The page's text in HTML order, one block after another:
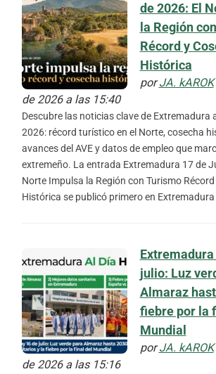
de 2026: El
la Región
Récord y
Histórica
porJA. kAROK
de 2026 a las 15:40
Descubre las noticias clave de Extremadura
2026: récord turístico en el Norte, cosecha
avances del AVE y datos de empleo que
extremeño. La entrada Extremadura 17 de
Norte Impulsa la Región con Turismo
Histórica se publicó primero en Extremadura
Extremadura
julio: Luz
Almaraz
fiebre por la
Mundial
porJA. kAROK
de 2026 a las 15:16